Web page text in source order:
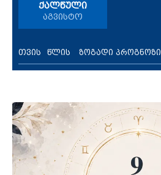
ქალწული
აგვისტო
თვის წლის ზოგადი პროგნოზი